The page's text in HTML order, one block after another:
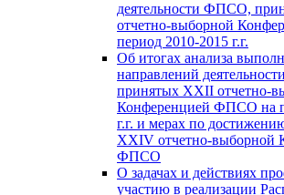
деятельности ФПСО,
отчетно-выборной
период 2010-2015 г.г.
Об итогах анализа
направлений
принятых XXII отчетно-
Конференцией ФПСО на
г.г. и мерах по
XXIV отчетно-выборной
ФПСО
О задачах и действиях
участию в реализации